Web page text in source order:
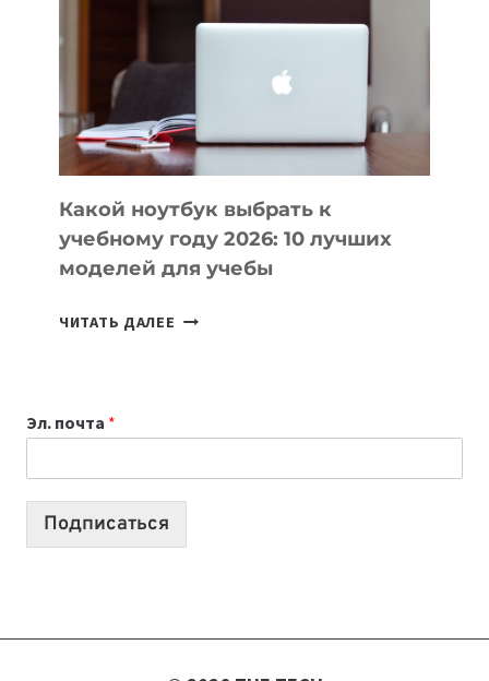
ПОМОГАЮТ
СОЗДАВАТЬ
БЕЗ
СЛОЖНОГО
КОДА
Какой ноутбук выбрать к
учебному году 2026: 10 лучших
моделей для учебы
ЧИТАТЬ ДАЛЕЕ КАКОЙ
2026:
10
Эл. почта *
Подписаться